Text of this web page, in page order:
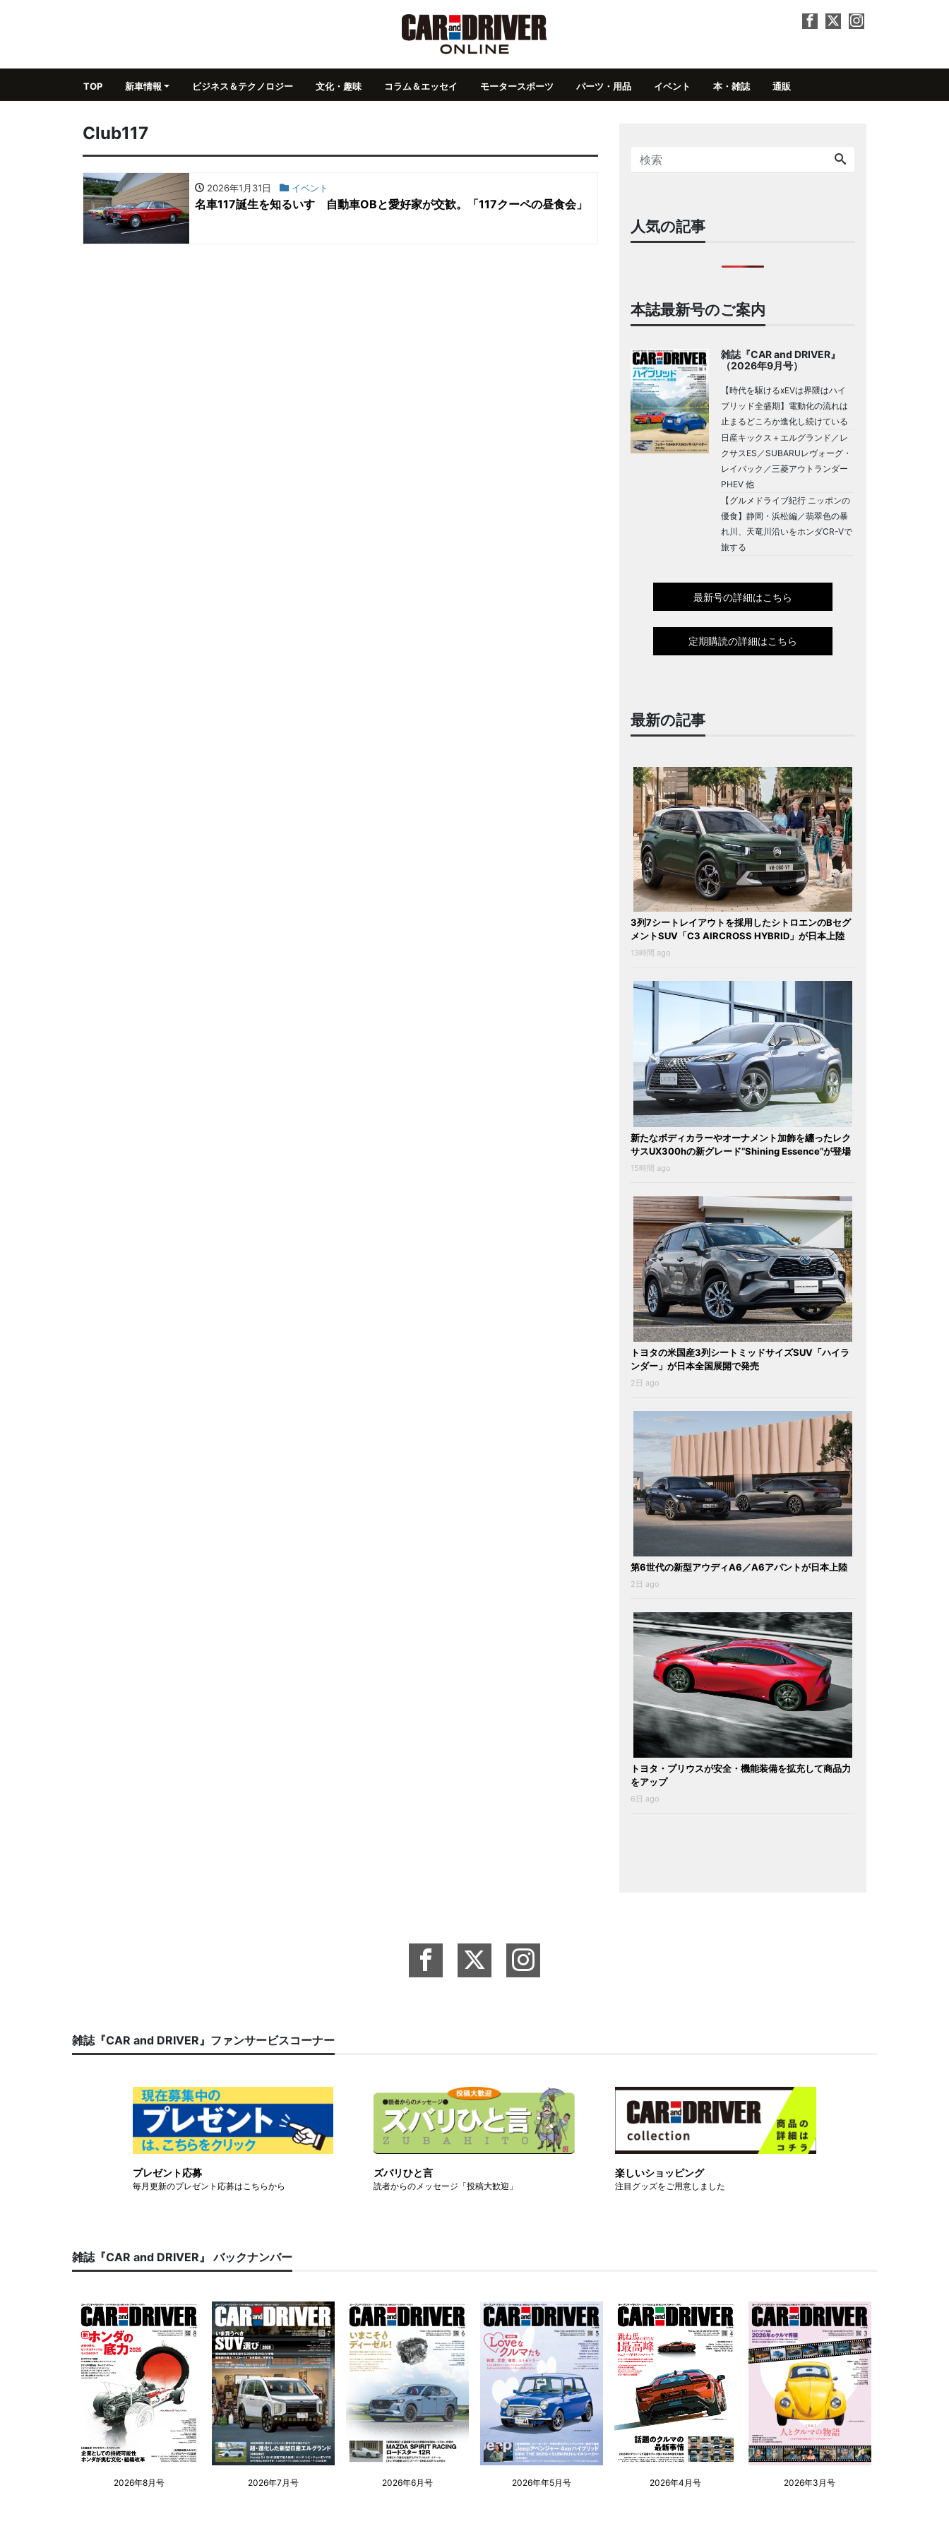
TOP 新車情報 ビジネス＆テクノロジー 文化・趣味 コラム＆エッセイ モータースポーツ パーツ・用品 イベント 本・雑誌 通販
Club117
2026年1月31日 イベント
名車117誕生を知るいすゞ自動車OBと愛好家が交歓。「117クーペの昼食会」
人気の記事
本誌最新号のご案内
雑誌『CAR and DRIVER』
（2026年9月号）
【時代を駆けるxEVは界隈はハイ
ブリッド全盛期】電動化の流れは
止まるどころか進化し続けている
日産キックス＋エルグランド／レ
クサスES／SUBARUレヴォーグ・
レイバック／三菱アウトランダー
PHEV 他
【グルメドライブ紀行 ニッポンの
優食】静岡・浜松編／翡翠色の暴
れ川、天竜川沿いをホンダCR-Vで
旅する
最新号の詳細はこちら
定期購読の詳細はこちら
最新の記事
3列7シートレイアウトを採用したシトロエンのBセグ
メントSUV「C3 AIRCROSS HYBRID」が日本上陸
13時間 ago
新たなボディカラーやオーナメント加飾を纏ったレク
サスUX300hの新グレード“Shining Essence”が登場
15時間 ago
トヨタの米国産3列シートミッドサイズSUV「ハイラ
ンダー」が日本全国展開で発売
2日 ago
第6世代の新型アウディA6／A6アバントが日本上陸
2日 ago
トヨタ・プリウスが安全・機能装備を拡充して商品力
をアップ
6日 ago
雑誌『CAR and DRIVER』ファンサービスコーナー
プレゼント応募
毎月更新のプレゼント応募はこちらから
ズバリひと言
読者からのメッセージ「投稿大歓迎」
楽しいショッピング
注目グッズをご用意しました
雑誌『CAR and DRIVER』 バックナンバー
2026年8月号 2026年7月号 2026年6月号 2026年年5月号 2026年4月号 2026年3月号